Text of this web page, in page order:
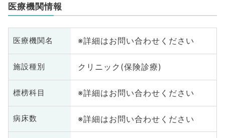
医療機関情報
医療機関名 ※詳細はお問い合わせください
施設種別 クリニック(保険診療)
標榜科目 ※詳細はお問い合わせください
病床数 ※詳細はお問い合わせください